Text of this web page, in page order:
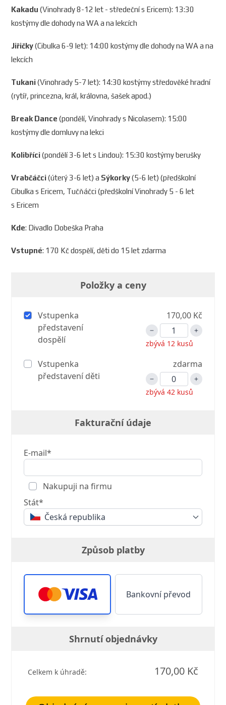
Kakadu(Vinohrady 8-12 let - středeční s Ericem): 13:30
kostýmy dle dohody na WA a na lekcích
Jiřičky(Cibulka 6-9 let): 14:00 kostýmy dle dohody na WA a na
lekcích
Tukani(Vinohrady 5-7 let): 14:30 kostýmy středověké hradní
(rytíř, princezna, král, královna, šašek apod.)
Break Dance (pondělí, Vinohrady s Nicolasem): 15:00
kostýmy dle domluvy na lekci
Kolibříci(pondělí 3-6 let s Lindou): 15:30 kostýmy berušky
Vrabčáčci(úterý 3-6 let) a Sýkorky(5-6 let) (předškolní
Cibulka s Ericem, Tučňáčci (předškolní Vinohrady 5 - 6 let
s Ericem
Kde: Divadlo Dobeška Praha
Vstupné: 170 Kč dospělí, děti do 15 let zdarma
Položky a ceny
Vstupenka
představení
dospělí
zbývá 12 kusů
170,00 Kč
Vstupenka
představení děti
zbývá 42 kusů
zdarma
Fakturační údaje
E-mail*
Nakupuji na firmu
Stát*
Česká republika
Způsob platby
Bankovní převod
Shrnutí objednávky
Celkem k úhradě: 170,00 Kč